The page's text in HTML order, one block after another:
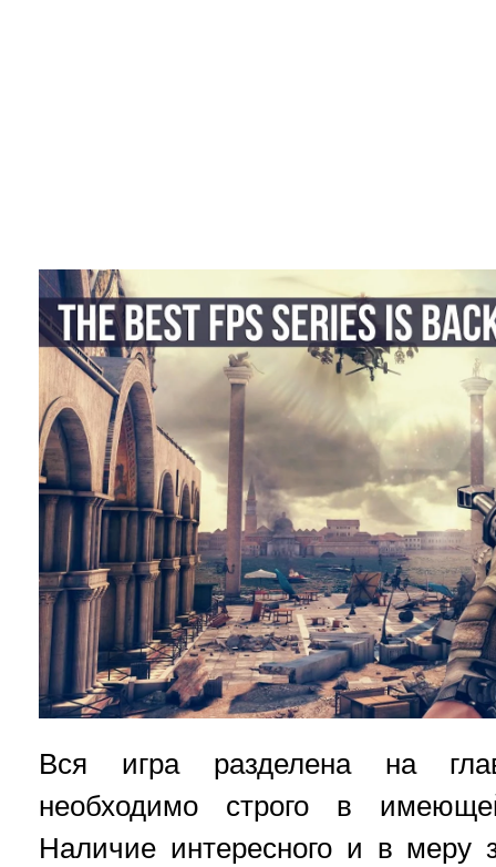
Вся игра разделена на
необходимо строго в
Наличие интересного и в меру